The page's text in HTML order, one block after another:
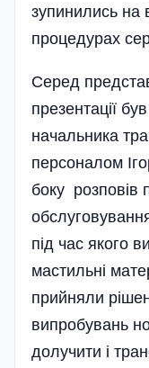
зупинились на
процедурах
Серед
презентації
начальника
персоналом
боку розповів
під час якого
мастильні
прийняли
випробувань
долучити і